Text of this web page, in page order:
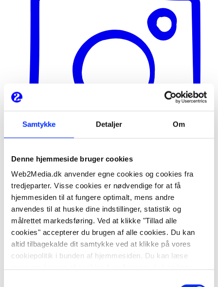
Samtykke Detaljer Om
Denne hjemmeside bruger cookies
Web2Media.dk anvender egne cookies og cookies fra
tredjeparter. Visse cookies er nødvendige for at få
hjemmesiden til at fungere optimalt, mens andre
anvendes til at huske dine indstillinger, statistik og
målrettet markedsføring. Ved at klikke "Tillad alle
cookies" accepterer du brugen af alle cookies. Du kan
altid tilbagekalde dit samtykke ved at klikke på vores
cookiepolitik i bunden af hjemmesiden. Du kan læse